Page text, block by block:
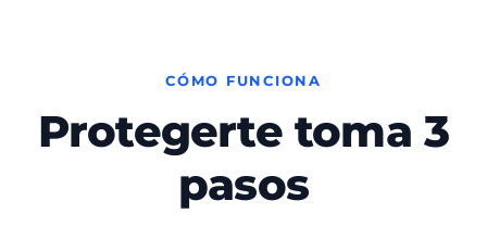
CÓMO FUNCIONA
Protegerte toma 3
pasos